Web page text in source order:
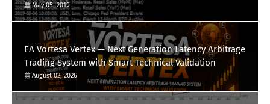
May 05, 2019
EA Vortesa Vertex — Next Generation Latency Arbitrage
Trading System with Smart Technical Validation
August 02, 2026